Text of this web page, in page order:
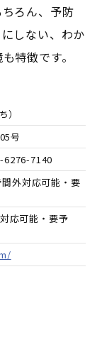
ろん、予防
しない、わか
特徴です。
）
号
6276-7140
外対応可能・要
応可能・要予